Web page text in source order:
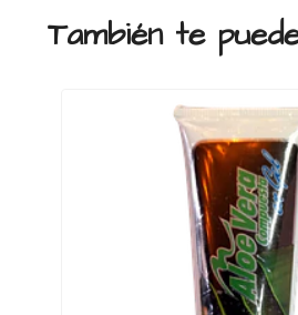
También te